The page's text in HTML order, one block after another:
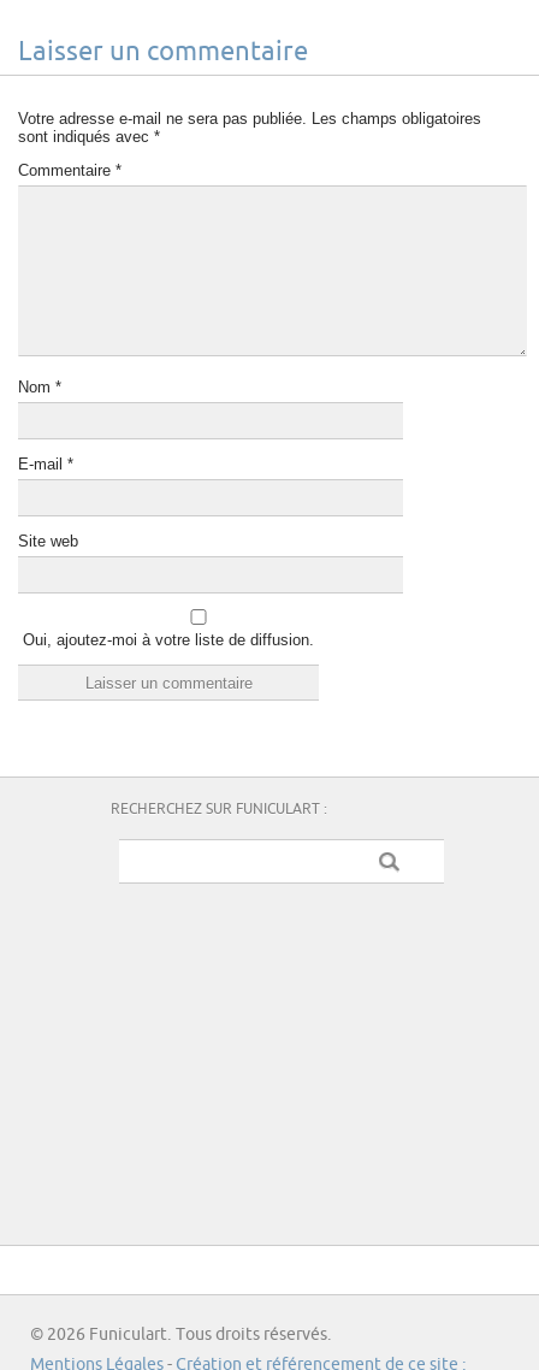
Laisser un commentaire
Votre adresse e-mail ne sera pas publiée. Les champs obligatoires
sont indiqués avec *
Commentaire *
Nom *
E-mail *
Site web
Oui, ajoutez-moi à votre liste de diffusion.
RECHERCHEZ SUR FUNICULART :
© 2026 Funiculart. Tous droits réservés.
Mentions Légales - Création et référencement de ce site :